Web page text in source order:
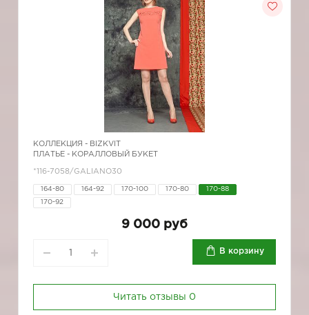
КОЛЛЕКЦИЯ - BIZKVIT
ПЛАТЬЕ - КОРАЛЛОВЫЙ БУКЕТ
*116-7058/GALIANO30
164-80 164-92 170-100 170-80 170-88
170-92
9 000 руб
В корзину
Читать отзывы 0